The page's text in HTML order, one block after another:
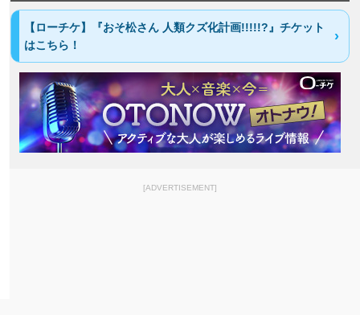
【ローチケ】『おそ松さん 人類クズ化計画!!!!!?』チケット
はこちら！
[ADVERTISEMENT]